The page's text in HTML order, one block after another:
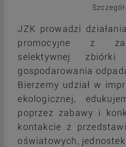
JZK prowadzi
promocyjne z
selektywnej
gospodarowania
Bierzemy udział w
ekologicznej,
poprzez zabawy i
kontakcie z
oświatowych,